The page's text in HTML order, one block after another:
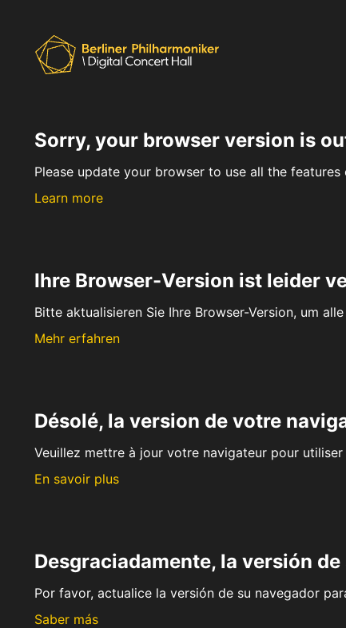
Sorry, your browser version is
Please update your browser to use all the
Learn more
Ihre Browser-Version ist leider
Bitte aktualisieren Sie Ihre Browser-Version, um
Mehr erfahren
Désolé, la version de votre
Veuillez mettre à jour votre navigateur pour
En savoir plus
Desgraciadamente, la versión
Por favor, actualice la versión de su navegador
Saber más